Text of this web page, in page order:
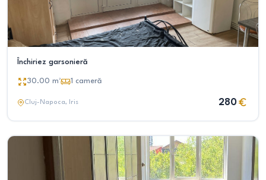
Închiriez garsonieră
30.00 m² 1 cameră
Cluj-Napoca, Iris 280